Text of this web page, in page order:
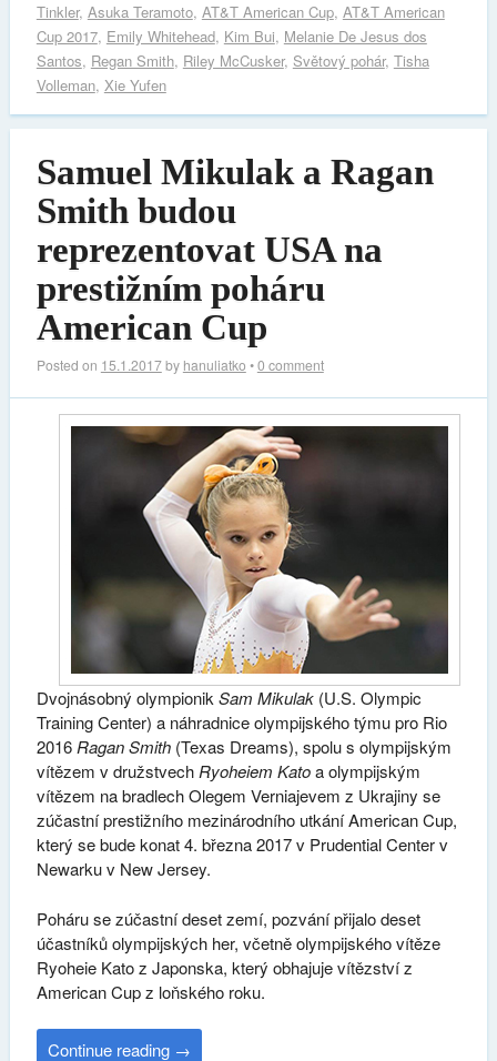
Tinkler, Asuka Teramoto, AT&T American Cup, AT&T American
Cup 2017, Emily Whitehead, Kim Bui, Melanie De Jesus dos
Santos, Regan Smith, Riley McCusker, Světový pohár, Tisha
Volleman, Xie Yufen
Samuel Mikulak a Ragan
Smith budou
reprezentovat USA na
prestižním poháru
American Cup
Posted on 15.1.2017by hanuliatko •0 comment
Dvojnásobný olympionikSam Mikulak(U.S. Olympic
Training Center) a náhradnice olympijského týmu pro Rio
2016Ragan Smith(Texas Dreams), spolu s olympijským
vítězem v družstvechRyoheiem Katoa olympijským
vítězem na bradlech Olegem Verniajevem z Ukrajiny se
zúčastní prestižního mezinárodního utkání American Cup,
který se bude konat 4. března 2017 v Prudential Center v
Newarku v New Jersey.
Poháru se zúčastní deset zemí, pozvání přijalo deset
účastníků olympijských her, včetně olympijského vítěze
Ryoheie Kato z Japonska, který obhajuje vítězství z
American Cup z loňského roku.
Continue reading →